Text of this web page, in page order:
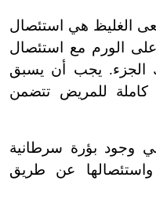
الغليظ هي استئصال
الورم مع استئصال
الجزء. يجب أن يسبق
كاملة للمريض تتضمن
وجود بؤرة سرطانية
واستئصالها عن طريق